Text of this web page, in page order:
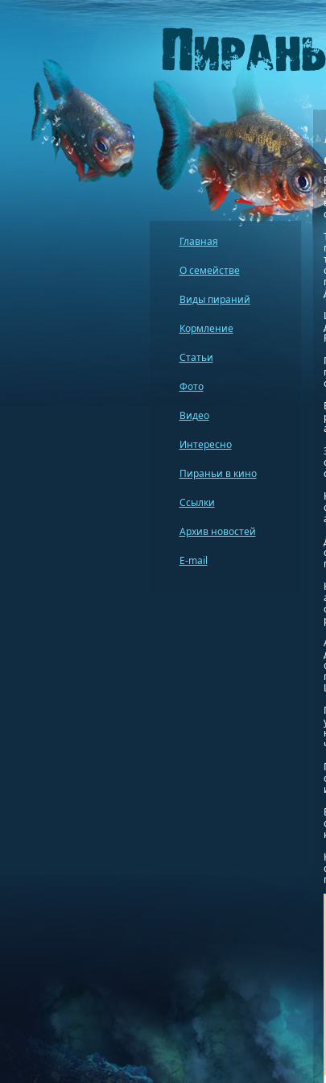
Главная
О семействе
Виды пираний
Кормление
Статьи
Фото
Видео
Интересно
Пираньи в кино
Ссылки
Архив новостей
E-mail